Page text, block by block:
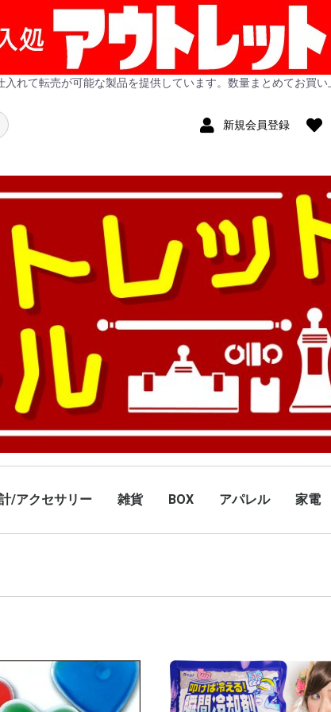
入れて転売が可能な製品を提供しています。数量まとめてお買
新規会員登録
/アクセサリー 雑貨 BOX アパレル 家電